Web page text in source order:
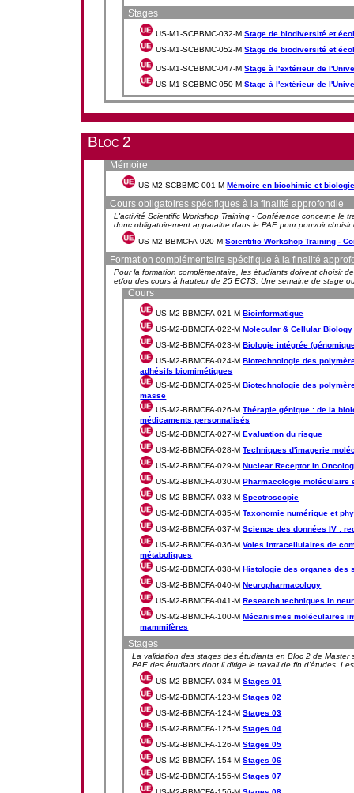
Stages
US-M1-SCBBMC-032-MStage de biodiversité et
US-M1-SCBBMC-052-MStage de biodiversité et
US-M1-SCBBMC-047-MStage à l'extérieur de
US-M1-SCBBMC-050-MStage à l'extérieur de
Bloc 2
Mémoire
US-M2-SCBBMC-001-MMémoire en biochimie et
Cours obligatoires spécifiques à la finalité approfondie
L'activité Scientific Workshop Training - Conférence concerne le
donc obligatoirement apparaitre dans le PAE pour pouvoir choisir
US-M2-BBMCFA-020-MScientific Workshop Training -
Formation complémentaire spécifique à la finalité
Pour la formation complémentaire, les étudiants doivent choisir
et/ou des cours à hauteur de 25 ECTS. Une semaine de stage
Cours
US-M2-BBMCFA-021-MBioinformatique
US-M2-BBMCFA-022-MMolecular & Cellular Biology
US-M2-BBMCFA-023-MBiologie intégrée
US-M2-BBMCFA-024-MBiotechnologie des
adhésifs biomimétiques
US-M2-BBMCFA-025-MBiotechnologie des
masse
US-M2-BBMCFA-026-MThérapie génique : de la
médicaments personnalisés
US-M2-BBMCFA-027-MEvaluation du risque
US-M2-BBMCFA-028-MTechniques d'imagerie
US-M2-BBMCFA-029-MNuclear Receptor in
US-M2-BBMCFA-030-MPharmacologie moléculaire
US-M2-BBMCFA-033-MSpectroscopie
US-M2-BBMCFA-035-MTaxonomie numérique et
US-M2-BBMCFA-037-MScience des données IV :
US-M2-BBMCFA-036-MVoies intracellulaires de
métaboliques
US-M2-BBMCFA-038-MHistologie des organes des
US-M2-BBMCFA-040-MNeuropharmacology
US-M2-BBMCFA-041-MResearch techniques in
US-M2-BBMCFA-100-MMécanismes moléculaires
mammifères
Stages
La validation des stages des étudiants en Bloc 2 de
PAE des étudiants dont il dirige le travail de fin d'études.
US-M2-BBMCFA-034-MStages 01
US-M2-BBMCFA-123-MStages 02
US-M2-BBMCFA-124-MStages 03
US-M2-BBMCFA-125-MStages 04
US-M2-BBMCFA-126-MStages 05
US-M2-BBMCFA-154-MStages 06
US-M2-BBMCFA-155-MStages 07